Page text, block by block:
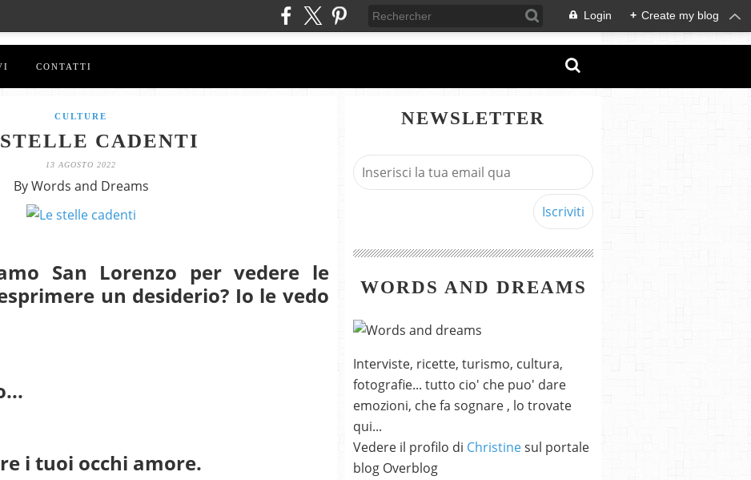
Login + Create my blog
CONTATTI
CULTURE
CADENTI
13 AGOSTO 2022
By Words and Dreams
San Lorenzo per vedere le
un desiderio? Io le vedo
i tuoi occhi amore.
NEWSLETTER
WORDS AND DREAMS
Interviste, ricette, turismo, cultura,
fotografie... tutto cio' che puo' dare
emozioni, che fa sognare , lo trovate
qui...
Vedere il profilo di Christinesul portale
blog Overblog